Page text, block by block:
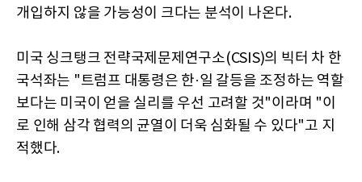
개입하지 않을 가능성이 크다는 분석이 나온다.
미국 싱크탱크 전략국제문제연구소(CSIS)의 빅터 차 한
국석좌는 "트럼프 대통령은 한·일 갈등을 조정하는 역할
보다는 미국이 얻을 실리를 우선 고려할 것"이라며 "이
로 인해 삼각 협력의 균열이 더욱 심화될 수 있다"고 지
적했다.